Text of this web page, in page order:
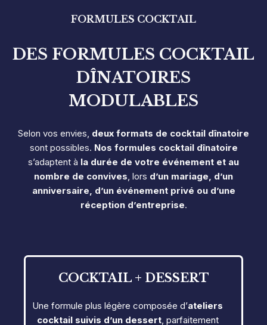
FORMULES COCKTAIL
DES FORMULES COCKTAIL
DÎNATOIRES
MODULABLES
Selon vos envies, deux formats de cocktail dînatoire
sont possibles. Nos formules cocktail dînatoire
s’adaptent à la durée de votre événement et au
nombre de convives, lors d’un mariage, d’un
anniversaire, d’un événement privé ou d’une
réception d’entreprise.
COCKTAIL + DESSERT
Une formule plus légère composée d’ateliers
cocktail suivis d’un dessert, parfaitement